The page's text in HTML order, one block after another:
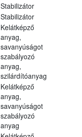
Stabilizátor
Stabilizátor
Kelátképző
anyag,
savanyúságot
szabályozó
anyag,
szilárdítóanyag
Kelátképző
anyag,
savanyúságot
szabályozó
anyag